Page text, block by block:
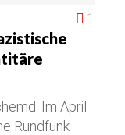
1
Im April
Rundfunk